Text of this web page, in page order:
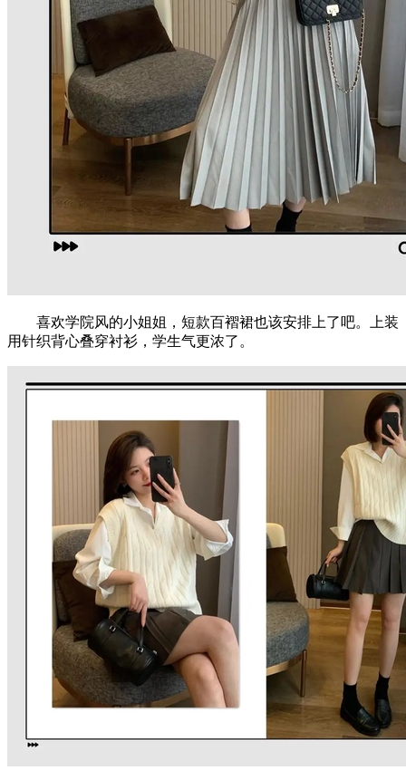
喜欢学院风的小姐姐，短款百褶裙也该安排上了吧。上装
用针织背心叠穿衬衫，学生气更浓了。